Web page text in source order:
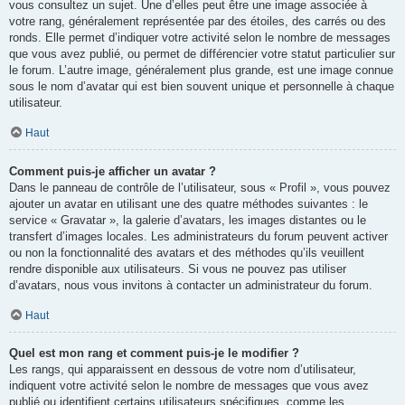
vous consultez un sujet. Une d’elles peut être une image associée à
votre rang, généralement représentée par des étoiles, des carrés ou des
ronds. Elle permet d’indiquer votre activité selon le nombre de messages
que vous avez publié, ou permet de différencier votre statut particulier sur
le forum. L’autre image, généralement plus grande, est une image connue
sous le nom d’avatar qui est bien souvent unique et personnelle à chaque
utilisateur.
Haut
Comment puis-je afficher un avatar ?
Dans le panneau de contrôle de l’utilisateur, sous « Profil », vous pouvez
ajouter un avatar en utilisant une des quatre méthodes suivantes : le
service « Gravatar », la galerie d’avatars, les images distantes ou le
transfert d’images locales. Les administrateurs du forum peuvent activer
ou non la fonctionnalité des avatars et des méthodes qu’ils veuillent
rendre disponible aux utilisateurs. Si vous ne pouvez pas utiliser
d’avatars, nous vous invitons à contacter un administrateur du forum.
Haut
Quel est mon rang et comment puis-je le modifier ?
Les rangs, qui apparaissent en dessous de votre nom d’utilisateur,
indiquent votre activité selon le nombre de messages que vous avez
publié ou identifient certains utilisateurs spécifiques, comme les